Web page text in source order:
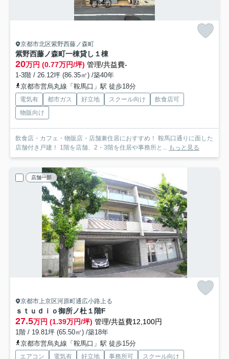
京都市北区紫野西藤ノ森町
紫野西藤ノ森町一棟貸し １棟
20万円 (0.77万円/坪) 管理/共益費-
1-3階 / 26.12坪 (86.35㎡) /築40年
京都市営烏丸線「鞍馬口」駅 徒歩18分
電気有 都市ガス 好立地 スクール向け
飲食店可
物販向け
飲食店・カフェ・物販店・店舗兼住居におすすめ！ 鞍馬口通りに面した
店舗付き戸建！ 1階を店舗、2・3階を住居や事務所と... もっと見る
店舗一部
京都市上京区河原町通広小路上る
ｓｔｕｄｉｏ御所ノ杜１階F
27.5万円 (1.39万円/坪) 管理/共益費12,100円
1階 / 19.81坪 (65.50㎡) /築18年
京都市営烏丸線「鞍馬口」駅 徒歩15分
エアコン 電気有 好立地 事務所可
スクール向け